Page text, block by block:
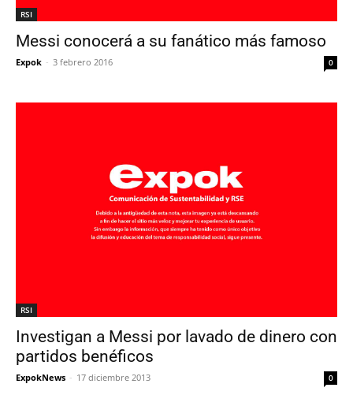
RSI
Messi conocerá a su fanático más famoso
Expok - 3 febrero 2016 0
RSI
Investigan a Messi por lavado de dinero con
partidos benéficos
ExpokNews - 17 diciembre 2013 0